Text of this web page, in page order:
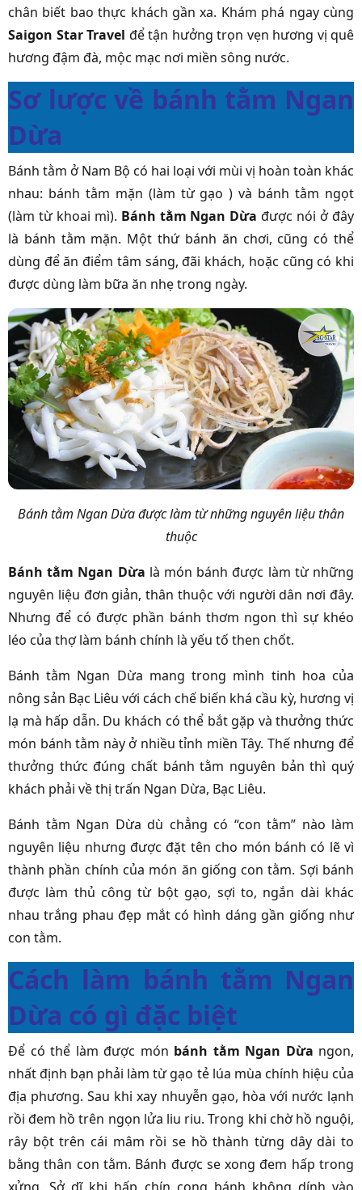
chân biết bao thực khách gần xa. Khám phá ngay cùng
Saigon Star Travel để tận hưởng trọn vẹn hương vị quê
hương đậm đà, mộc mạc nơi miền sông nước.
Sơ lược về bánh tằm Ngan
Dừa
Bánh tằm ở Nam Bộ có hai loại với mùi vị hoàn toàn khác
nhau: bánh tằm mặn (làm từ gạo ) và bánh tằm ngọt
(làm từ khoai mì). Bánh tằm Ngan Dừa được nói ở đây
là bánh tằm mặn. Một thứ bánh ăn chơi, cũng có thể
dùng để ăn điểm tâm sáng, đãi khách, hoặc cũng có khi
được dùng làm bữa ăn nhẹ trong ngày.
Bánh tằm Ngan Dừa được làm từ những nguyên liệu thân
thuộc
Bánh tằm Ngan Dừa là món bánh được làm từ những
nguyên liệu đơn giản, thân thuộc với người dân nơi đây.
Nhưng để có được phần bánh thơm ngon thì sự khéo
léo của thợ làm bánh chính là yếu tố then chốt.
Bánh tằm Ngan Dừa mang trong mình tinh hoa của
nông sản Bạc Liêu với cách chế biến khá cầu kỳ, hương vị
lạ mà hấp dẫn. Du khách có thể bắt gặp và thưởng thức
món bánh tằm này ở nhiều tỉnh miền Tây. Thế nhưng để
thưởng thức đúng chất bánh tằm nguyên bản thì quý
khách phải về thị trấn Ngan Dừa, Bạc Liêu.
Bánh tằm Ngan Dừa dù chẳng có “con tằm” nào làm
nguyên liệu nhưng được đặt tên cho món bánh có lẽ vì
thành phần chính của món ăn giống con tằm. Sợi bánh
được làm thủ công từ bột gạo, sợi to, ngắn dài khác
nhau trắng phau đẹp mắt có hình dáng gần giống như
con tằm.
Cách làm bánh tằm Ngan
Dừa có gì đặc biệt
Để có thể làm được món bánh tằm Ngan Dừa ngon,
nhất định bạn phải làm từ gạo tẻ lúa mùa chính hiệu của
địa phương. Sau khi xay nhuyễn gạo, hòa với nước lạnh
rồi đem hồ trên ngọn lửa liu riu. Trong khi chờ hồ nguội,
rây bột trên cái mâm rồi se hồ thành từng dây dài to
bằng thân con tằm. Bánh được se xong đem hấp trong